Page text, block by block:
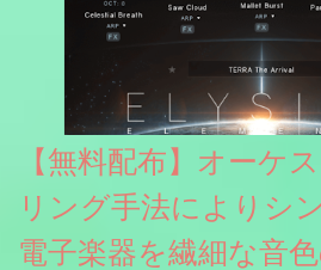
【無料配布】オーケ
リング手法によりシ
電子楽器を繊細な音